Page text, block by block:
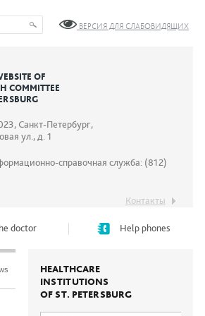
ВЕРСИЯ ДЛЯ СЛАБОВИДЯЩИХ
OF
COMMITTEE
Санкт-Петербург,
ул., д. 1
справочная служба: (812)
Контакты
doctor Help phones
HEALTHCARE
INSTITUTIONS
OF ST. PETERSBURG